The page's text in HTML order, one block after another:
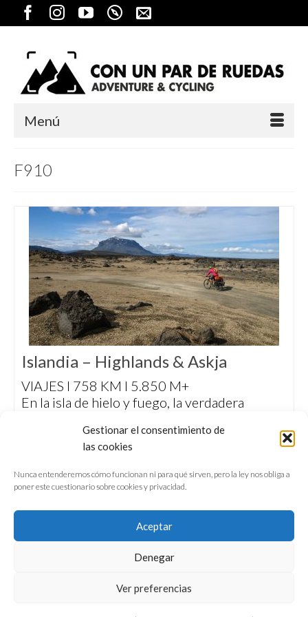
Gestionar el consentimiento de
las cookies
Nunca entenderemos cómo funcionan ni para qué sirven, pero la ley nos obliga a
poner este cuestionario sobre cookies y privacidad.
Aceptar
Denegar
Ver preferencias
Menú
F910
Islandia – Highlands & Askja
VIAJES I 758 KM I 5.850 M+
En la isla de hielo y fuego, la verdadera
franja de tierra semidomesticada del litoral.
En las Highlands islandesas, la naturaleza
dicta sus leyes todos los días.
CONFERENCIAS
VÍDEOS & REPORTAJES TV
NUESTROS LIBROS